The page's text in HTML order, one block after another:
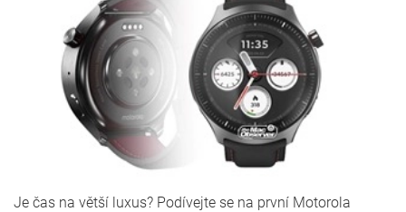
Je čas na větší luxus? Podívejte se na první Motorola